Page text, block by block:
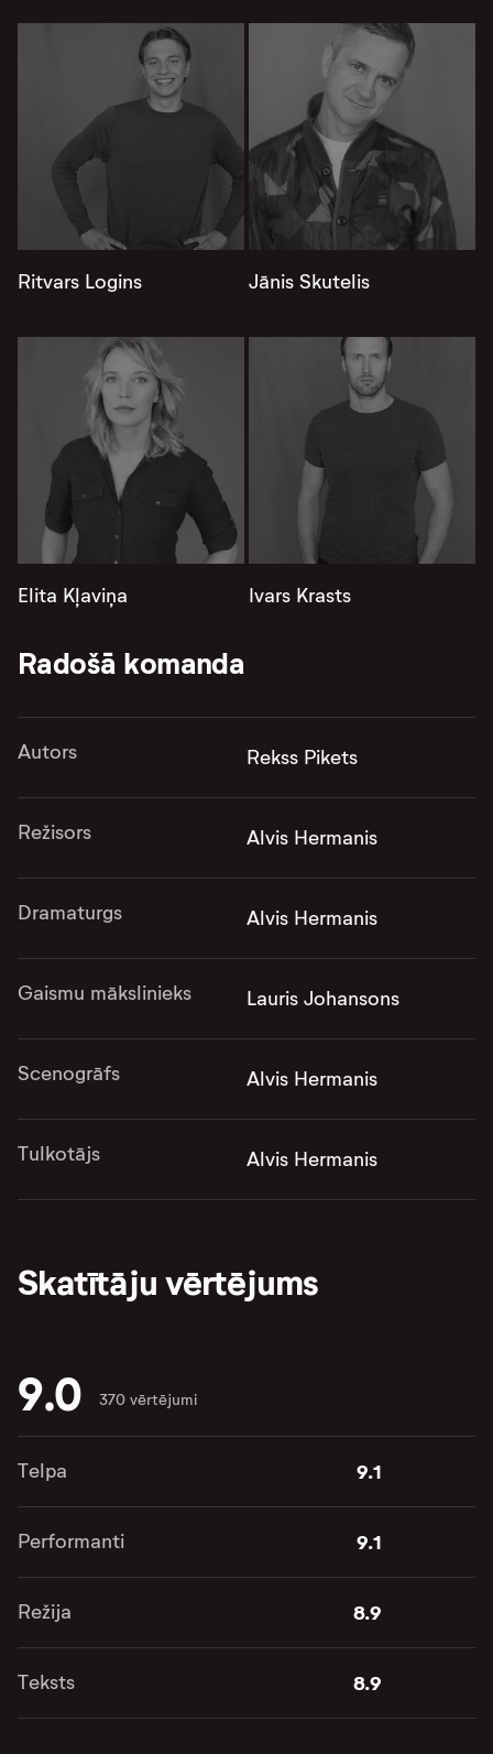
Ritvars Logins Jānis Skutelis
Elita Kļaviņa Ivars Krasts
Radošā komanda
Autors Rekss Pikets
Režisors Alvis Hermanis
Dramaturgs Alvis Hermanis
Gaismu mākslinieks Lauris Johansons
Scenogrāfs Alvis Hermanis
Tulkotājs Alvis Hermanis
Skatītāju vērtējums
9.0 370 vērtējumi
Telpa 9.1
Performanti 9.1
Režija 8.9
Teksts 8.9